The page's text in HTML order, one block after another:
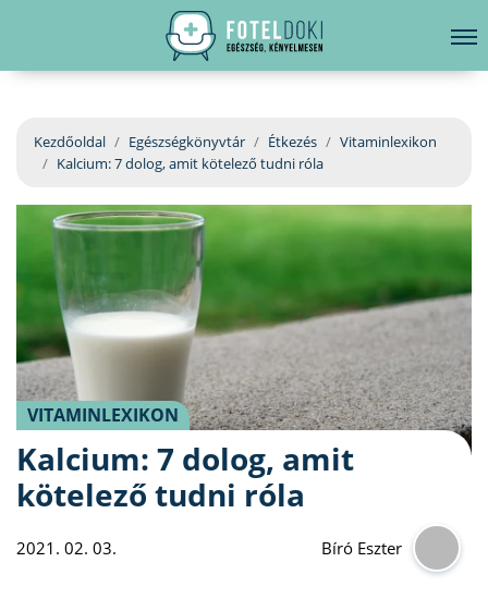
EGÉSZSÉGKÖNYVTÁR
BETEGSÉGKALAUZ
ÜGYELETKERESŐ
ORVOS VÁLASZOL
ORVOSKERESŐ
hirdetés
Kezdőoldal Egészségkönyvtár Étkezés
Vitaminlexikon
Kalcium: 7 dolog, amit kötelező tudni róla
VITAMINLEXIKON
Kalcium: 7 dolog, amit
kötelező tudni róla
2021. 02. 03. Bíró Eszter